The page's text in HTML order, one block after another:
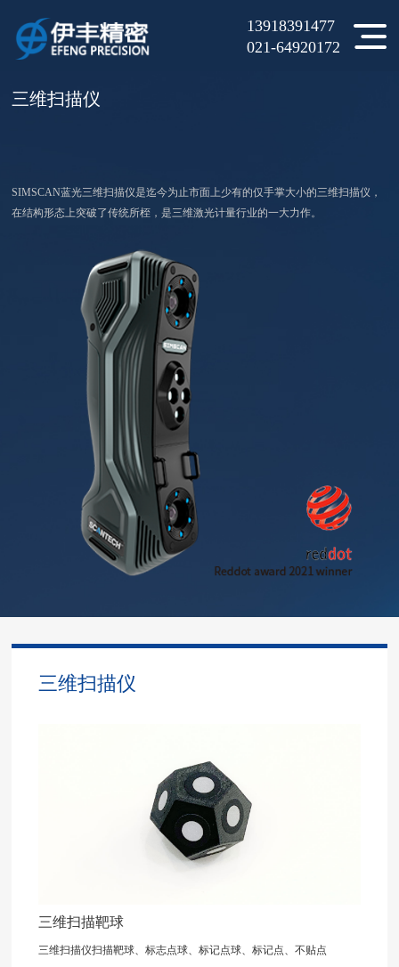
13918391477
021-64920172
当前位置： 产品中心>三维扫描仪
三维扫描仪
SIMSCAN蓝光三维扫描仪是迄今为止市面上少有的仅手掌大小的三维扫描仪，
在结构形态上突破了传统所桎，是三维激光计量行业的一大力作。
三维扫描仪
三维扫描靶球
三维扫描仪扫描靶球、标志点球、标记点球、标记点、不贴点